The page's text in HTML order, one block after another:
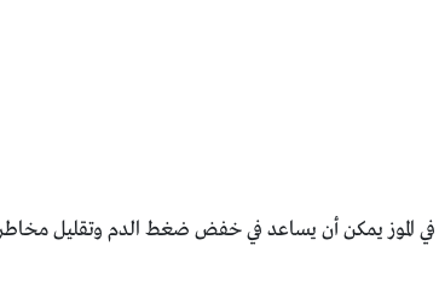
في الموز يمكن أن يساعد في خفض ضغط الدم وتقليل